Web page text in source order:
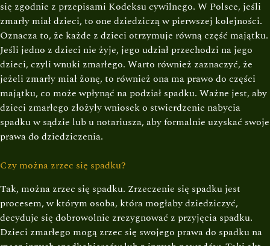
się zgodnie z przepisami Kodeksu cywilnego. W Polsce, jeśli
zmarły miał dzieci, to one dziedziczą w pierwszej kolejności.
Oznacza to, że każde z dzieci otrzymuje równą część majątku.
Jeśli jedno z dzieci nie żyje, jego udział przechodzi na jego
dzieci, czyli wnuki zmarłego. Warto również zaznaczyć, że
jeżeli zmarły miał żonę, to również ona ma prawo do części
majątku, co może wpłynąć na podział spadku. Ważne jest, aby
dzieci zmarłego złożyły wniosek o stwierdzenie nabycia
spadku w sądzie lub u notariusza, aby formalnie uzyskać swoje
prawa do dziedziczenia.
Czy można zrzec się spadku?
Tak, można zrzec się spadku. Zrzeczenie się spadku jest
procesem, w którym osoba, która mogłaby dziedziczyć,
decyduje się dobrowolnie zrezygnować z przyjęcia spadku.
Dzieci zmarłego mogą zrzec się swojego prawa do spadku na